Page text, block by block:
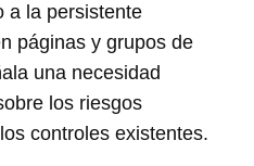
a la persistente
páginas y grupos de
una necesidad
los riesgos
controles existentes.